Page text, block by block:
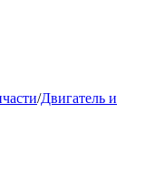
/Двигатель и